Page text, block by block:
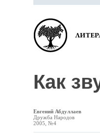
Как
Евгений Абдуллаев
Дружба Народов
2005, №4